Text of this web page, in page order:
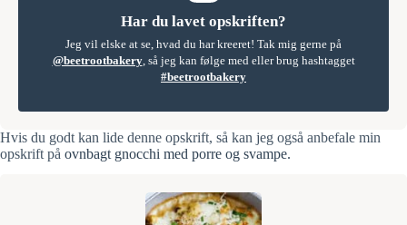
Har du lavet opskriften?
Jeg vil elske at se, hvad du har kreeret! Tak mig gerne på
@beetrootbakery, så jeg kan følge med eller brug hashtagget
#beetrootbakery
Hvis du godt kan lide denne opskrift, så kan jeg også anbefale min
opskrift på ovnbagt gnocchi med porre og svampe.